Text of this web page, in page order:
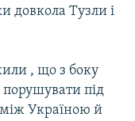
довкола Тузли і
, що з боку
під
між Україною й